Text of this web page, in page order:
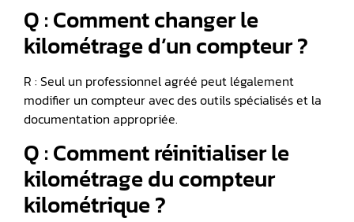
Q : Comment changer le
kilométrage d’un compteur ?
R : Seul un professionnel agréé peut légalement
modifier un compteur avec des outils spécialisés et la
documentation appropriée.
Q : Comment réinitialiser le
kilométrage du compteur
kilométrique ?